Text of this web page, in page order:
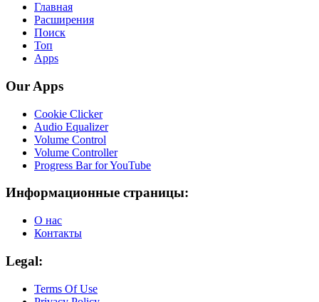
Главная
Расширения
Поиск
Топ
Apps
Our Apps
Cookie Clicker
Audio Equalizer
Volume Control
Volume Controller
Progress Bar for YouTube
Информационные страницы:
О нас
Контакты
Legal:
Terms Of Use